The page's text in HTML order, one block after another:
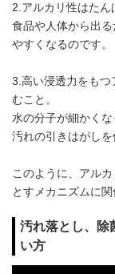
2.アルカリ性はたん
食品や人体から出
やすくなるのです。
3.高い浸透力をもつ
むこと。
水の分子が細かくな
汚れの引きはがしを
このように、アル
とすメカニズムに関
汚れ落とし、除
い方